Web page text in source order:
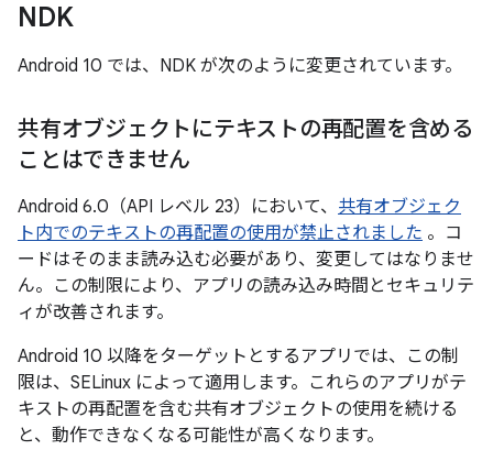
NDK
Android 10 では、NDK が次のように変更されています。
共有オブジェクトにテキストの再配置を含める
ことはできません
Android 6.0（API レベル 23）において、 共有オブジェク
ト内でのテキストの再配置の使用が禁止されました 。コ
ードはそのまま読み込む必要があり、変更してはなりませ
ん。この制限により、アプリの読み込み時間とセキュリテ
ィが改善されます。
Android 10 以降をターゲットとするアプリでは、この制
限は、SELinux によって適用します。これらのアプリがテ
キストの再配置を含む共有オブジェクトの使用を続ける
と、動作できなくなる可能性が高くなります。